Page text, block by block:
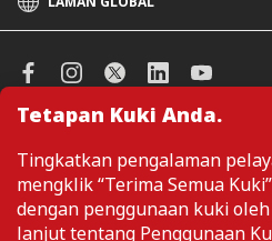
Tetapan Kuki Anda.
Tingkatkan pengalaman
mengklik “Terima Semua
dengan penggunaan kuki
lanjut tentang Penggunaan
CIMB Islamic
CIMB Bank (SG)
CIMB Bank (KH)
CIMB Thai
CIMB Bank (VN)
CIMB Bank (PH)
Pelanggan tidak perlu memberikan
atau mengakses maklumat berkaitan